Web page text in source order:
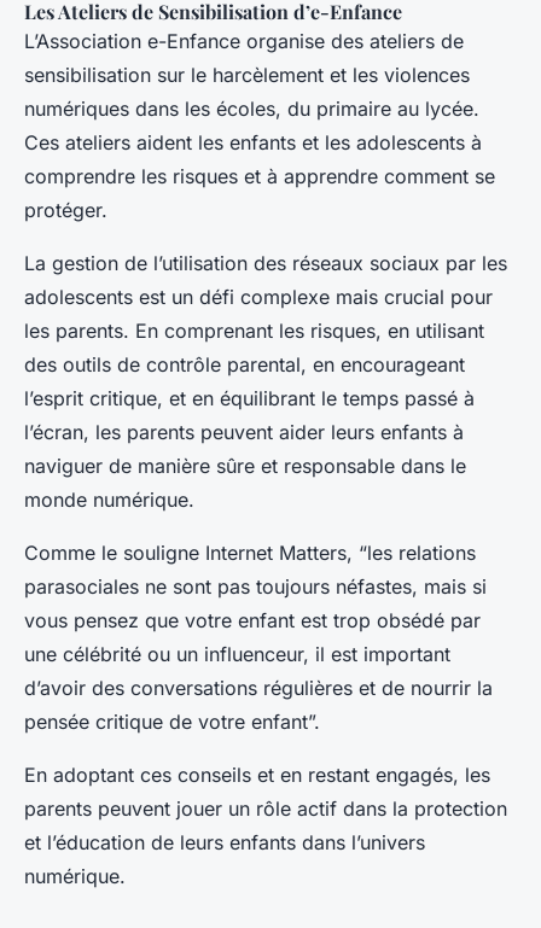
Les Ateliers de Sensibilisation d’e-Enfance
L’Association e-Enfance organise des ateliers de
sensibilisation sur le harcèlement et les violences
numériques dans les écoles, du primaire au lycée.
Ces ateliers aident les enfants et les adolescents à
comprendre les risques et à apprendre comment se
protéger.
La gestion de l’utilisation des réseaux sociaux par les
adolescents est un défi complexe mais crucial pour
les parents. En comprenant les risques, en utilisant
des outils de contrôle parental, en encourageant
l’esprit critique, et en équilibrant le temps passé à
l’écran, les parents peuvent aider leurs enfants à
naviguer de manière sûre et responsable dans le
monde numérique.
Comme le souligne Internet Matters, “les relations
parasociales ne sont pas toujours néfastes, mais si
vous pensez que votre enfant est trop obsédé par
une célébrité ou un influenceur, il est important
d’avoir des conversations régulières et de nourrir la
pensée critique de votre enfant”.
En adoptant ces conseils et en restant engagés, les
parents peuvent jouer un rôle actif dans la protection
et l’éducation de leurs enfants dans l’univers
numérique.